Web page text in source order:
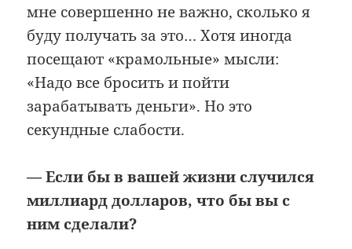
мне совершенно не важно, сколько я
буду получать за это… Хотя иногда
посещают «крамольные» мысли:
«Надо все бросить и пойти
зарабатывать деньги». Но это
секундные слабости.
— Если бы в вашей жизни случился
миллиард долларов, что бы вы с
ним сделали?